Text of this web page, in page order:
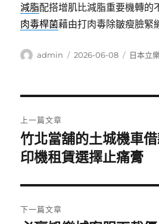
減脂配搭增肌比減脂重要機轉的
肉毒桿菌藉由打肉毒除皺瘦臉緊
作
admin
發
2026-06-08
分
日本立
章
導
覽
上一篇文章
上
一
文
章:
竹北當舖的土城機車
印機租賃選擇止痛膏
下一篇文章